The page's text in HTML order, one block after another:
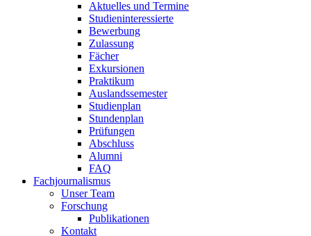
Aktuelles und Termine
Studieninteressierte
Bewerbung
Zulassung
Fächer
Exkursionen
Praktikum
Auslandssemester
Studienplan
Stundenplan
Prüfungen
Abschluss
Alumni
FAQ
Fachjournalismus
Unser Team
Forschung
Publikationen
Kontakt